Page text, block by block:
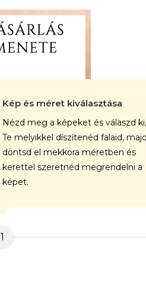
Kép és méret kiválasztása
Nézd meg a képeket és válaszd
Te melyikkel díszítenéd falaid, majd
döntsd el mekkora méretben és
kerettel szeretnéd megrendelni a
képet.
1